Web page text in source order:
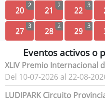
20 2 21 2 22 3
27 3 28 2 29 3
Eventos activos o
XLIV Premio Internacional
Del 10-07-2026 al 22-08-
LUDIPARK Circuito